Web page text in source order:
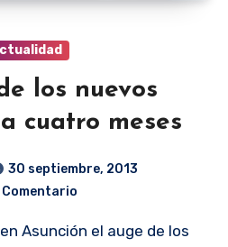
los nuevos
cuatro meses
30 septiembre, 2013
Comentario